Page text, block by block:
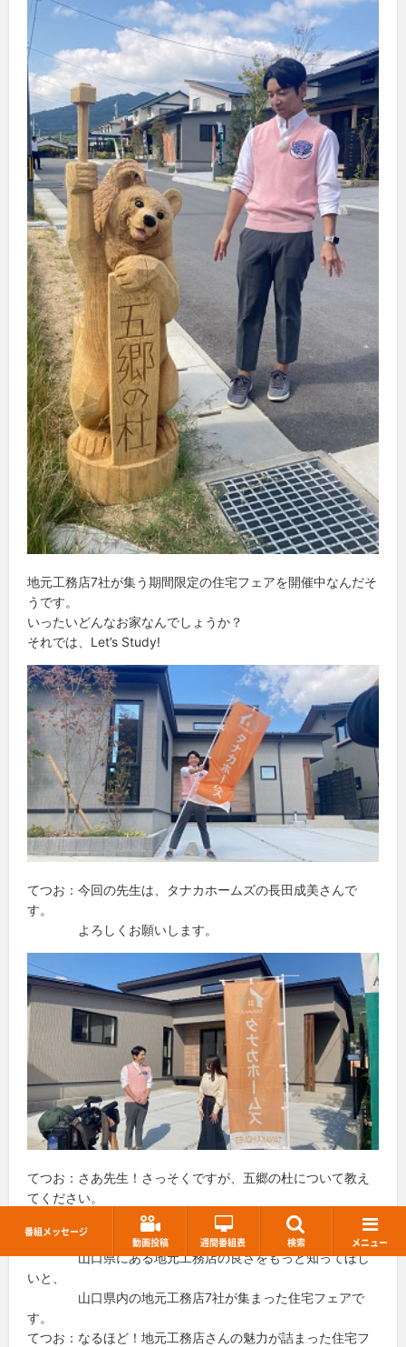
番組メッセージ
動画投稿
週間番組表 検索 メニュー
地元工務店7社が集う期間限定の住宅フェアを開催中なんだそ
うです。
いったいどんなお家なんでしょうか？
それでは、Let’s Study!
てつお：今回の先生は、タナカホームズの長田成美さんで
す。
よろしくお願いします。
てつお：さあ先生！さっそくですが、五郷の杜について教え
てください。
先生 ：はい。期間限定の住宅フェア 山口ビルダーズタウ
ン「五郷の杜」は、
山口県にある地元工務店の良さをもっと知ってほし
いと、
山口県内の地元工務店7社が集まった住宅フェアで
す。
てつお：なるほど！地元工務店さんの魅力が詰まった住宅フ